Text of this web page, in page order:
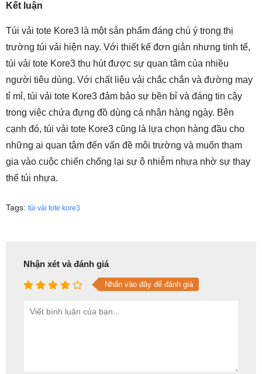
Kết luận
Túi vải tote Kore3 là một sản phẩm đáng chú ý trong thị
trường túi vải hiện nay. Với thiết kế đơn giản nhưng tinh tế,
túi vải tote Kore3 thu hút được sự quan tâm của nhiều
người tiêu dùng. Với chất liệu vải chắc chắn và đường may
tỉ mỉ, túi vải tote Kore3 đảm bảo sự bền bỉ và đáng tin cậy
trong việc chứa đựng đồ dùng cá nhân hàng ngày. Bên
cạnh đó, túi vải tote Kore3 cũng là lựa chọn hàng đầu cho
những ai quan tâm đến vấn đề môi trường và muốn tham
gia vào cuộc chiến chống lại sự ô nhiễm nhựa nhờ sự thay
thế túi nhựa.
Tags: túi vải tote kore3
Nhận xét và đánh giá
Nhấn vào đây để đánh giá